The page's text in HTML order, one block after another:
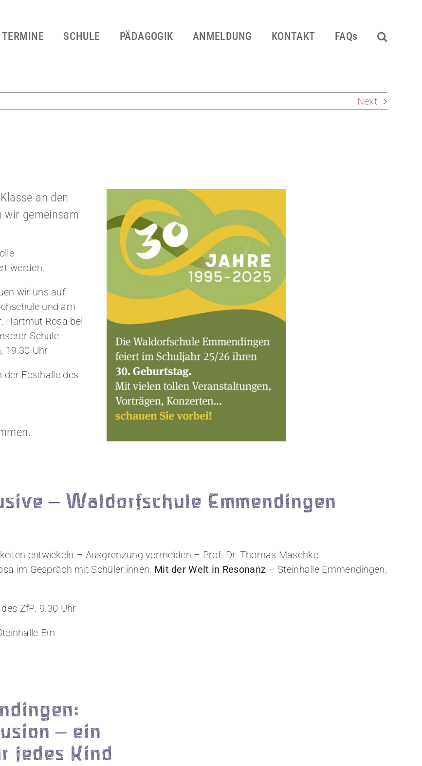
TERMINE SCHULE PÄDAGOGIK ANMELDUNG KONTAKT FAQs
Next
an den
wir gemeinsam
werden.
wir uns auf
und am
Hartmut Rosa bei
Schule
19.30 Uhr
der Festhalle des
– Waldorfschule Emmendingen
entwickeln – Ausgrenzung vermeiden – Prof. Dr. Thomas Maschke
im Gespräch mit Schüler:innen: Mit der Welt in Resonanz – Steinhalle Emmendingen,
ZfP: 9.30 Uhr
Em
– ein
jedes Kind